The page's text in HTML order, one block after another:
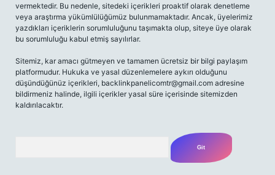
vermektedir. Bu nedenle, sitedeki içerikleri proaktif olarak denetleme
veya araştırma yükümlülüğümüz bulunmamaktadır. Ancak, üyelerimiz
yazdıkları içeriklerin sorumluluğunu taşımakta olup, siteye üye olarak
bu sorumluluğu kabul etmiş sayılırlar.
Sitemiz, kar amacı gütmeyen ve tamamen ücretsiz bir bilgi paylaşım
platformudur. Hukuka ve yasal düzenlemelere aykırı olduğunu
düşündüğünüz içerikleri, backlinkpanelicomtr@gmail.com adresine
bildirmeniz halinde, ilgili içerikler yasal süre içerisinde sitemizden
kaldırılacaktır.